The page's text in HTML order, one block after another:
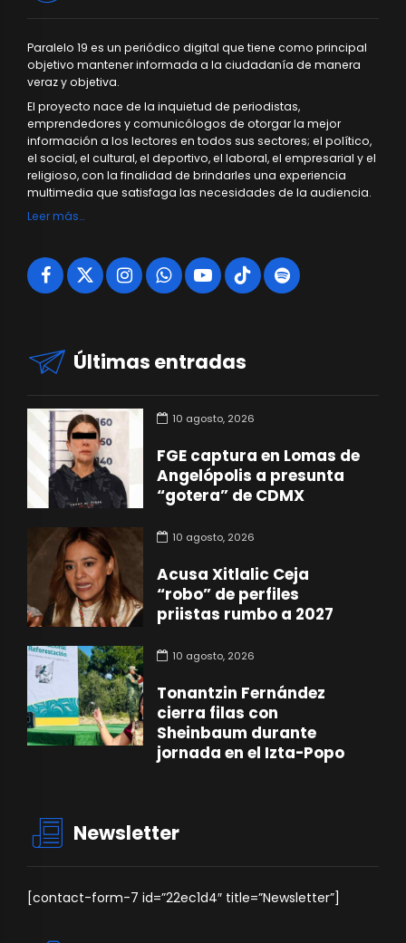
Paralelo 19 es un periódico digital que tiene como principal
objetivo mantener informada a la ciudadanía de manera
veraz y objetiva.
El proyecto nace de la inquietud de periodistas,
emprendedores y comunicólogos de otorgar la mejor
información a los lectores en todos sus sectores; el político,
el social, el cultural, el deportivo, el laboral, el empresarial y el
religioso, con la finalidad de brindarles una experiencia
multimedia que satisfaga las necesidades de la audiencia.
Leer más…
Últimas entradas
10 agosto, 2026
FGE captura en Lomas de
Angelópolis a presunta
“gotera” de CDMX
10 agosto, 2026
Acusa Xitlalic Ceja
“robo” de perfiles
priistas rumbo a 2027
10 agosto, 2026
Tonantzin Fernández
cierra filas con
Sheinbaum durante
jornada en el Izta-Popo
Newsletter
[contact-form-7 id=”22ec1d4″ title=”Newsletter”]